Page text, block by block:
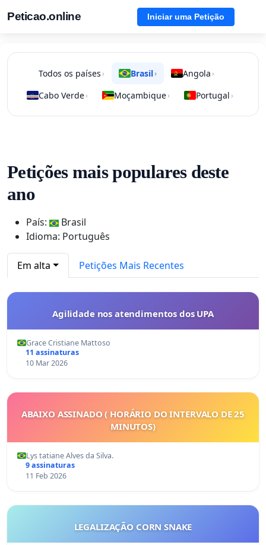
Peticao.online Iniciar uma Petição
Todos os países › Brasil› Angola ›
Cabo Verde› Moçambique› Portugal ›
Petições mais populares deste
ano
País:
Brasil
Idioma: Português
Em alta Petições Mais Recentes
Agilidade nos atendimentos dos UPA
Grace Cristiane Mattoso
11 assinaturas
10 Mar 2026
ABAIXO ASSINADO ( HORÁRIO DO INTERVALO DE 25
MINUTOS)
Lys tatiane Alves da Silva.
9 assinaturas
11 Feb 2026
LEGALIZAÇÃO CORN SNAKE